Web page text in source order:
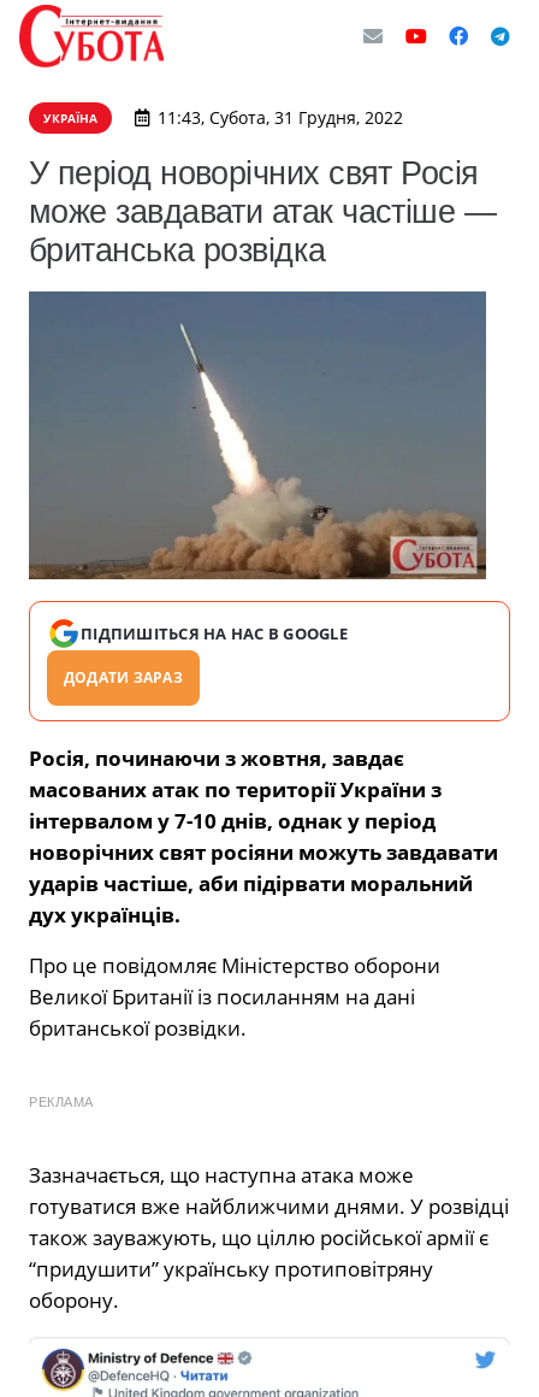
УКРАЇНА 11:43, Субота, 31 Грудня, 2022
У період новорічних свят Росія
може завдавати атак частіше —
британська розвідка
ПІДПИШІТЬСЯ НА НАС В GOOGLE
ДОДАТИ ЗАРАЗ
Росія, починаючи з жовтня, завдає
масованих атак по території України з
інтервалом у 7-10 днів, однак у період
новорічних свят росіяни можуть завдавати
ударів частіше, аби підірвати моральний
дух українців.
Про це повідомляє Міністерство оборони
Великої Британії із посиланням на дані
британської розвідки.
РЕКЛАМА
Зазначається, що наступна атака може
готуватися вже найближчими днями. У розвідці
також зауважують, що ціллю російської армії є
“придушити” українську протиповітряну
оборону.